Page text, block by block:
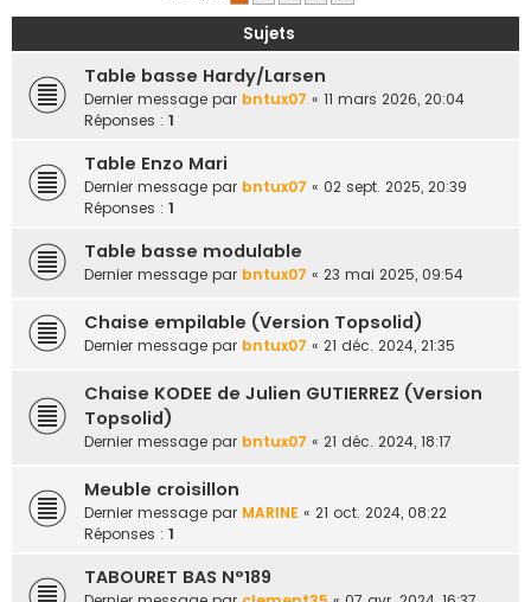
Sujets
Table basse Hardy/Larsen
Dernier message par bntux07 « 11 mars 2026, 20:04
Réponses : 1
Table Enzo Mari
Dernier message par bntux07 « 02 sept. 2025, 20:39
Réponses : 1
Table basse modulable
Dernier message par bntux07 « 23 mai 2025, 09:54
Chaise empilable (Version Topsolid)
Dernier message par bntux07 « 21 déc. 2024, 21:35
Chaise KODEE de Julien GUTIERREZ (Version
Topsolid)
Dernier message par bntux07 « 21 déc. 2024, 18:17
Meuble croisillon
Dernier message par MARINE « 21 oct. 2024, 08:22
Réponses : 1
TABOURET BAS N°189